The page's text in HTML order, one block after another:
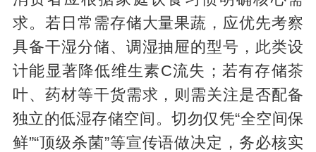
求。若日常需存储大量果蔬，应优先考察
具备干湿分储、调湿抽屉的型号，此类设
计能显著降低维生素C流失；若有存储茶
叶、药材等干货需求，则需关注是否配备
独立的低湿存储空间。切勿仅凭“全空间保
鲜”“顶级杀菌”等宣传语做决定，务必核实